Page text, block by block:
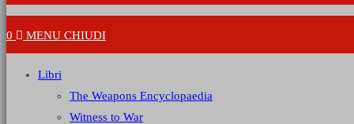
0 MENU CHIUDI
Libri
The Weapons Encyclopaedia
Witness to War